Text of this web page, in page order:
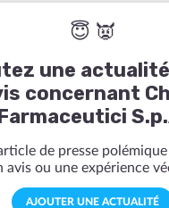
😇 👿
une
concernant
de presse
avis ou une expérience
AJOUTER UNE ACTUALITÉ